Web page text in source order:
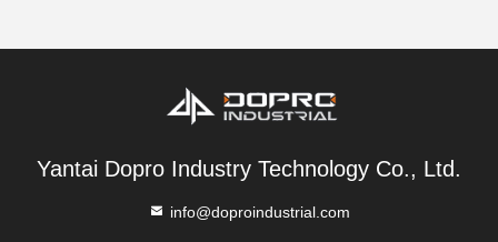
Yantai Dopro Industry Technology Co., Ltd.
info@doproindustrial.com